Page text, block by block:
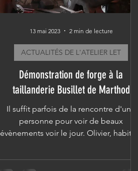
Démonstration de forge à la
taillanderie Busillet de Marthod
Il suffit parfois de la rencontre d'une
personne pour voir de beaux
évènements voir le jour. Olivier, habitant
ACTUALITÉS DE L'ATELIER LET
13 mai 2023 2 min de lecture